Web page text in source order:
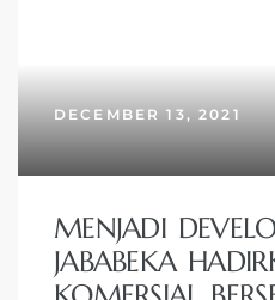
DECEMBER 13, 2021
MENJADI
JABABEKA